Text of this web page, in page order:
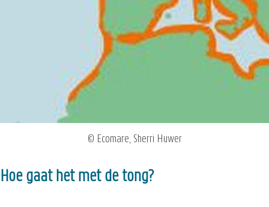
© Ecomare, Sherri Huwer
Hoe gaat het met de tong?